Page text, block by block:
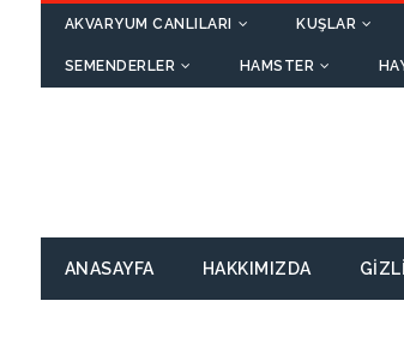
AKVARYUM CANLILARI KUŞLAR
SEMENDERLER HAMSTER
ANASAYFA HAKKIMIZDA